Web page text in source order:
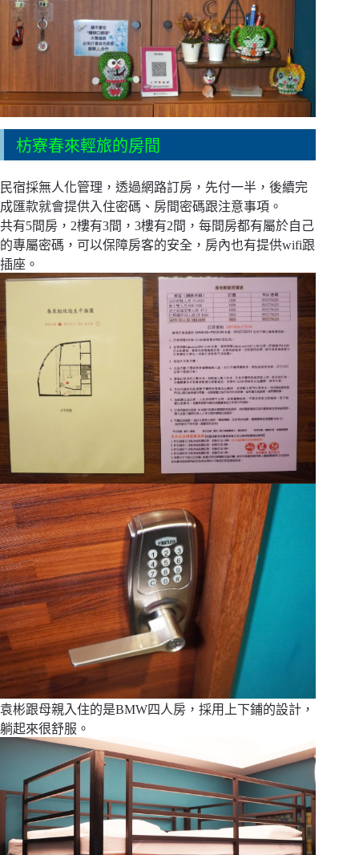
枋寮春來輕旅的房間
民宿採無人化管理，透過網路訂房，先付一半，後續完
成匯款就會提供入住密碼、房間密碼跟注意事項。
共有5間房，2樓有3間，3樓有2間，每間房都有屬於自己
的專屬密碼，可以保障房客的安全，房內也有提供wifi跟
插座。
袁彬跟母親入住的是BMW四人房，採用上下鋪的設計，
躺起來很舒服。